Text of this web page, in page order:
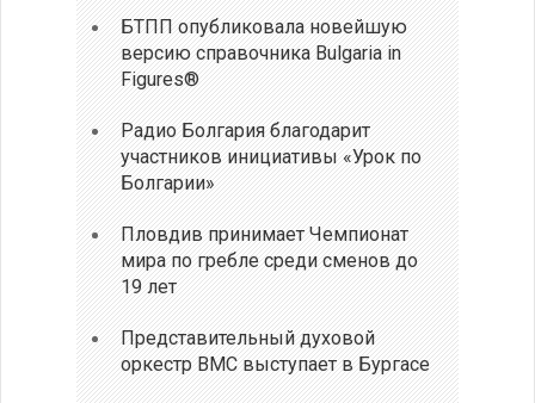
БТПП опубликовала новейшую
версию справочника Bulgaria in
Figures®
Радио Болгария благодарит
участников инициативы «Урок по
Болгарии»
Пловдив принимает Чемпионат
мира по гребле среди сменов до
19 лет
Представительный духовой
оркестр ВМС выступает в Бургасе